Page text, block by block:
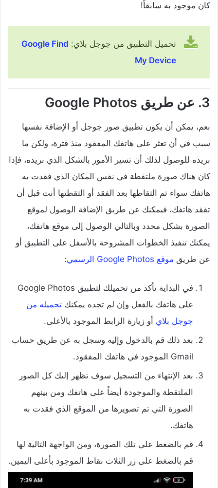
كان موجود به سابقاً!
تحميل التطبيق من جوجل بلاي: Google Find
My Device
3. عن طريق Google Photos
نعم، يمكن أن يكون تطبيق صور جوجل أو الإضافة نفسها
سبب في أن تعثر على هاتفك المفقود منذ فترة، ولكن ما
نريده للوصول لذلك أن تسير الأمور بالشكل الذي نريده، فإذا
كان هناك صورة ملتقطة في نفس المكان الذي فقدت به
هاتفك سواء تم التقاطها بعد الفقد أو التقطتها أنت قبل أن
تفقد هاتفك، فيمكنك عن طريق الإضافة الوصول لموقع
الصورة بشكل محدد وبالتالي الوصول إلى موقع هاتفك،
يمكنك تنفيذ الخطوات المشروحة بالأسفل على التطبيق أو
عن طريق موقع Google Photos الرسمي :
في البداية تأكد من تحميلك لتطبيق Google Photos
على هاتفك بالفعل وإن لم تجده يمكنك تحميله من
جوجل بلاي أو زيارة الرابط الموجود بالأعلى.
بعد ذلك قم بالدخول وإليه وسجل به عن طريق حساب
Gmail الموجود في هاتفك المفقود.
بعد الإنتهاء من التسجيل سوف تظهر إليك كل الصور
الملتقطة والموجودة أيضاً على هاتفك ومن بينهم
الصورة التي تم تصويرها من الموقع الذي فقدت به
هاتفك.
قم بالضغط على تلك الصورة، ومن الواجهة التالية لها
قم بالضغط على زر الثلاث نقاط الموجود بأعلى اليمين.